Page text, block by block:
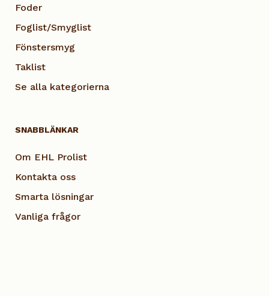
Foder
Foglist/Smyglist
Fönstersmyg
Taklist
Se alla kategorierna
SNABBLÄNKAR
Om EHL Prolist
Kontakta oss
Smarta lösningar
Vanliga frågor